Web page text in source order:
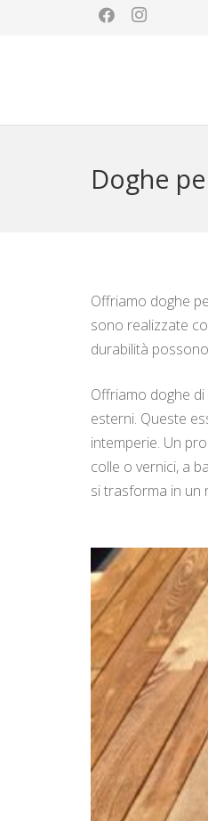
Doghe
Offriamo doghe
sono realizzate
durabilità
Offriamo doghe
esterni. Queste
intemperie. Un
colle o vernici, a
si trasforma in un